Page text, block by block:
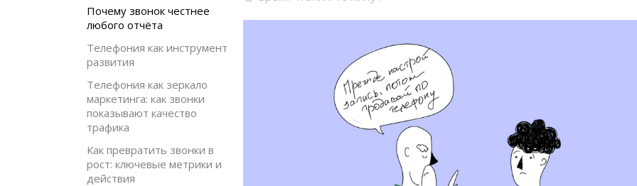
Почему звонок честнее
любого отчёта
Телефония как инструмент
развития
Телефония как зеркало
маркетинга: как звонки
показывают качество
трафика
Как превратить звонки в
рост: ключевые метрики и
действия